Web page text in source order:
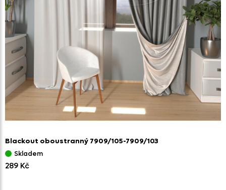
Blackout oboustranný 7909/105-7909/103
Skladem
289 Kč